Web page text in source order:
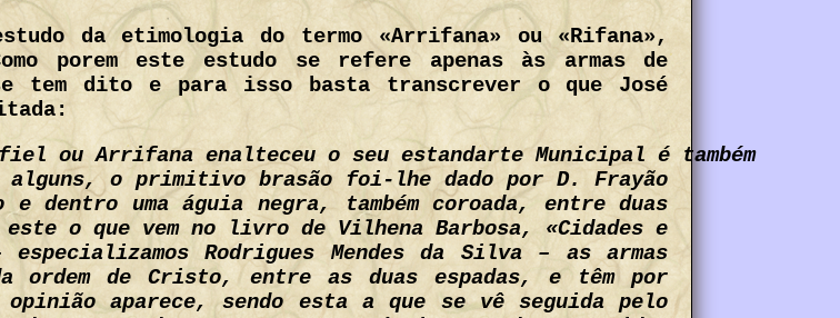
da etimologia do termo «Arrifana» ou «Rifana»,
porem este estudo se refere apenas às armas de
tem dito e para isso basta transcrever o que José
estandarte Municipal é também
vem no livro de Vilhena Barbosa, «Cidades e
da Silva – as armas
por